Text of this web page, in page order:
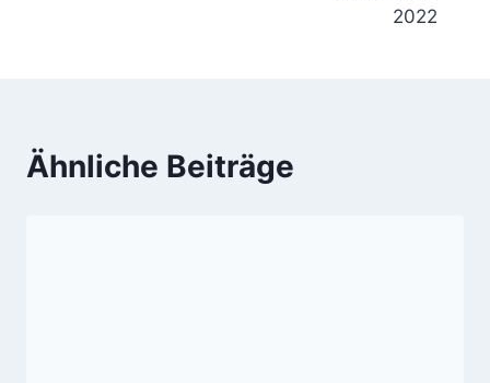
2022
Ähnliche Beiträge